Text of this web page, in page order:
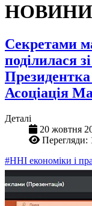
НОВИНИ
Секретами
поділилася
Асоціація
Деталі
20 жовтня
Перегляди:
#ННІ економіки і